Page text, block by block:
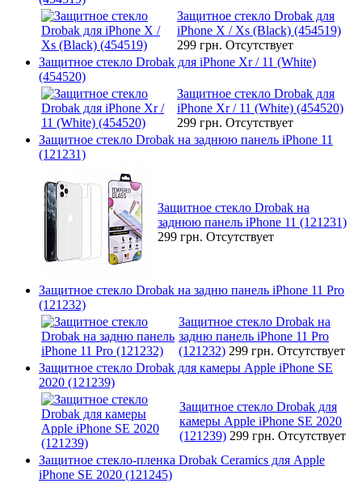
Защитное стекло Drobak для
iPhone X / Xs (Black) (454519)
299 грн. Отсутствует
Защитное стекло Drobak для iPhone Xr / 11 (White)
(454520)
Защитное стекло Drobak для
iPhone Xr / 11 (White) (454520)
299 грн. Отсутствует
Защитное стекло Drobak на заднюю панель iPhone 11
(121231)
Защитное стекло Drobak на
заднюю панель iPhone 11 (121231)
299 грн. Отсутствует
Защитное стекло Drobak на задню панель iPhone 11 Pro
(121232)
Защитное стекло Drobak на
задню панель iPhone 11 Pro
(121232) 299 грн. Отсутствует
Защитное стекло Drobak для камеры Apple iPhone SE
2020 (121239)
Защитное стекло Drobak для
камеры Apple iPhone SE 2020
(121239) 299 грн. Отсутствует
Защитное стекло-пленка Drobak Ceramics для Apple
iPhone SE 2020 (121245)